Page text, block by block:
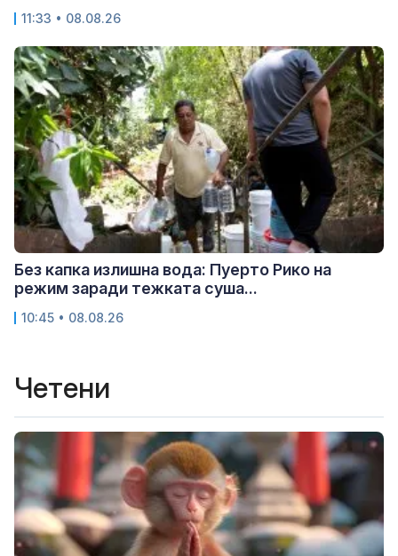
11:33 • 08.08.26
Без капка излишна вода: Пуерто Рико на
режим заради тежката суша...
10:45 • 08.08.26
Четени